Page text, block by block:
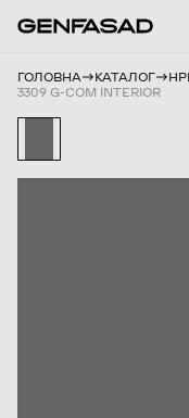
ГОЛОВНА КАТАЛОГ
3309 G-COM INTERIOR